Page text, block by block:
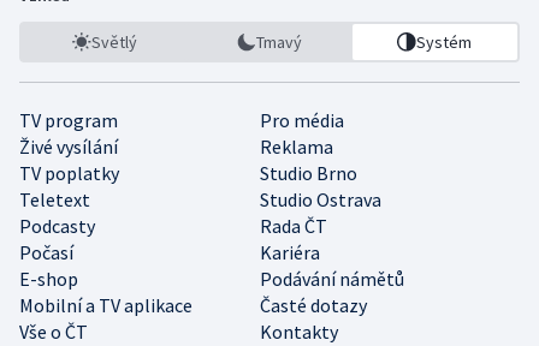
Světlý Tmavý Systém
TV program
Pro média
Živé vysílání
Reklama
TV poplatky
Studio Brno
Teletext
Studio Ostrava
Podcasty
Rada ČT
Počasí
Kariéra
E-shop
Podávání námětů
Mobilní a TV aplikace
Časté dotazy
Vše o ČT
Kontakty